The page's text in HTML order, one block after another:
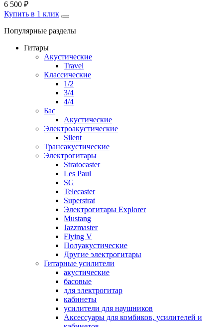
6 500 ₽
Купить в 1 клик
Популярные разделы
Гитары
Акустические
Travel
Классические
1/2
3/4
4/4
Бас
Акустические
Электроакустические
Silent
Трансакустические
Электрогитары
Stratocaster
Les Paul
SG
Telecaster
Superstrat
Электрогитары Explorer
Mustang
Jazzmaster
Flying V
Полуакустические
Другие электрогитары
Гитарные усилители
акустические
басовые
для электрогитар
кабинеты
усилители для наушников
Аксессуары для комбиков, усилителей и